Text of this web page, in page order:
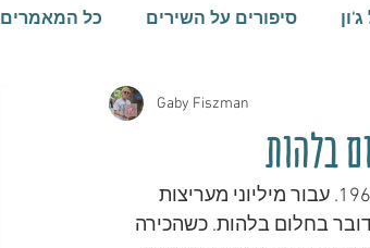
כל המאמרים סיפורים על השירים
סיפורים על הביטלס על התקליטים
בלהות
Gaby Fiszman
דורות'י (דוט) רוהן הייתה בת זוגו של פול מקרטני בין השנים 1959 ל-1961. עבור מיליוני מעריצות
בחלום בלהות. כשהכירה